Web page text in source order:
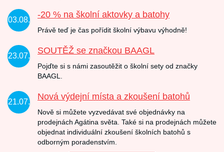
03.08.
-20 % na školní aktovky a batohy
Právě teď je čas pořídit školní výbavu výhodně!
23.07.
SOUTĚŽ se značkou BAAGL
Pojďte si s námi zasoutěžit o školní sety od značky
BAAGL.
21.07.
Nová výdejní místa a zkoušení batohů
Nově si můžete vyzvedávat své objednávky na
prodejnách Agátina světa. Také si na prodejnách můžete
objednat individuální zkoušení školních batohů s
odborným poradenstvím.